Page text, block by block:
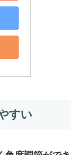
すい